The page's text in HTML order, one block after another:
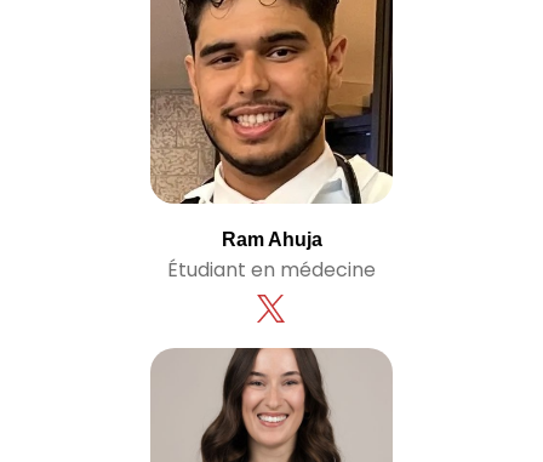
Ram Ahuja
Étudiant en médecine